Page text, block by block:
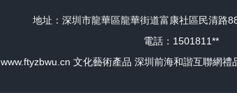
地址：深圳市龍華區龍華街道富康社區民清路
電話：1501811**
www.ftyzbwu.cn 文化藝術產品 深圳前海和諧互聯網禮